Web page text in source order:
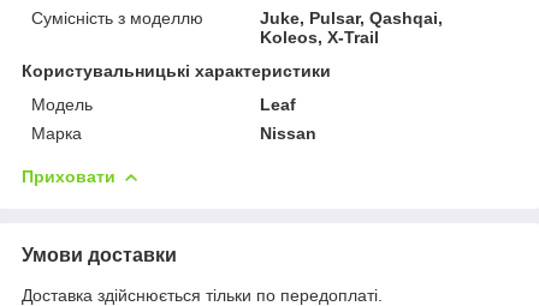
Сумісність з моделлю
Juke, Pulsar, Qashqai,
Koleos, X-Trail
Користувальницькі характеристики
Модель
Leaf
Марка
Nissan
Приховати
Умови доставки
Доставка здійснюється тільки по передоплаті.